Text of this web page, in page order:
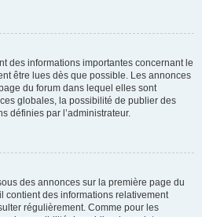
des informations importantes concernant le
être lues dès que possible. Les annonces
du forum dans lequel elles sont
globales, la possibilité de publier des
définies par l’administrateur.
des annonces sur la première page du
contient des informations relativement
régulièrement. Comme pour les